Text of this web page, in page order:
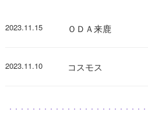
2023.11.15 ＯＤＡ来鹿
2023.11.10 コスモス